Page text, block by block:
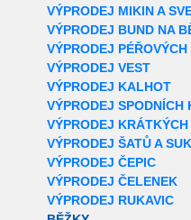
VÝPRODEJ MIKIN A
VÝPRODEJ BUND NA
VÝPRODEJ
VÝPRODEJ VEST
VÝPRODEJ KALHOT
VÝPRODEJ SPODNÍCH
VÝPRODEJ
VÝPRODEJ ŠATŮ A
VÝPRODEJ ČEPIC
VÝPRODEJ ČELENEK
VÝPRODEJ RUKAVIC